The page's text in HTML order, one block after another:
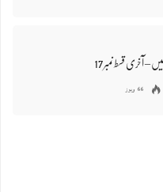
آخری قسط نمبر 17
66 ویوز